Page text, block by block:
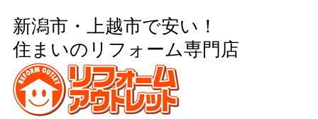
新潟市・上越市で安い！
住まいのリフォーム専門店